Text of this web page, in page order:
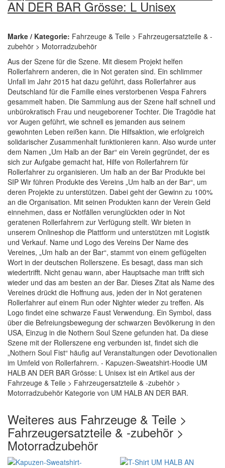
AN DER BAR Grösse: L Unisex
Marke / Kategorie: Fahrzeuge & Teile > Fahrzeugersatzteile & -
zubehör > Motorradzubehör
Aus der Szene für die Szene. Mit diesem Projekt helfen
Rollerfahrern anderen, die in Not geraten sind. Ein schlimmer
Unfall im Jahr 2015 hat dazu geführt, dass Rollerfahrer aus
Deutschland für die Familie eines verstorbenen Vespa Fahrers
gesammelt haben. Die Sammlung aus der Szene half schnell und
unbürokratisch Frau und neugeborener Tochter. Die Tragödie hat
vor Augen geführt, wie schnell es jemanden aus seinem
gewohnten Leben reißen kann. Die Hilfsaktion, wie erfolgreich
solidarischer Zusammenhalt funktionieren kann. Also wurde unter
dem Namen „Um Halb an der Bar“ ein Verein gegründet, der es
sich zur Aufgabe gemacht hat, Hilfe von Rollerfahrern für
Rollerfahrer zu organisieren. Um halb an der Bar Produkte bei
SIP Wir führen Produkte des Vereins „Um halb an der Bar“, um
deren Projekte zu unterstützen. Dabei geht der Gewinn zu 100%
an die Organisation. Mit seinen Produkten kann der Verein Geld
einnehmen, dass er Notfällen verunglückten oder in Not
geratenen Rollerfahrern zur Verfügung stellt. Wir bieten in
unserem Onlineshop die Plattform und unterstützen mit Logistik
und Verkauf. Name und Logo des Vereins Der Name des
Vereines, „Um halb an der Bar“, stammt von einem geflügelten
Wort in der deutschen Rollerszene. Es besagt, dass man sich
wiedertrifft. Nicht genau wann, aber Hauptsache man trifft sich
wieder und das am besten an der Bar. Dieses Zitat als Name des
Vereines drückt die Hoffnung aus, jeden der in Not geratenen
Rollerfahrer auf einem Run oder Nighter wieder zu treffen. Als
Logo findet eine schwarze Faust Verwendung. Ein Symbol, dass
über die Befreiungsbewegung der schwarzen Bevölkerung in den
USA, Einzug in die Nothern Soul Szene gefunden hat. Da diese
Szene mit der Rollerszene eng verbunden ist, findet sich die
„Nothern Soul Fist“ häufig auf Veranstaltungen oder Devotionalien
im Umfeld von Rollerfahrern. - Kapuzen-Sweatshirt-Hoodie UM
HALB AN DER BAR Grösse: L Unisex ist ein Artikel aus der
Fahrzeuge & Teile > Fahrzeugersatzteile & -zubehör >
Motorradzubehör Kategorie von UM HALB AN DER BAR.
Weiteres aus Fahrzeuge & Teile >
Fahrzeugersatzteile & -zubehör >
Motorradzubehör